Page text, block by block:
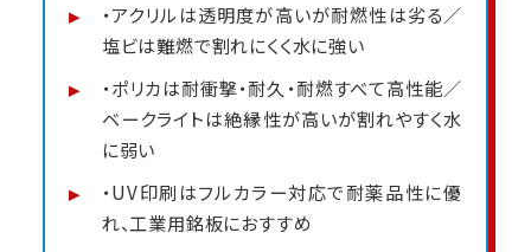
・アクリルは透明度が高いが耐燃性は劣る／
塩ビは難燃で割れにくく水に強い
・ポリカは耐衝撃・耐久・耐燃すべて高性能／
ベークライトは絶縁性が高いが割れやすく水
に弱い
・UV印刷はフルカラー対応で耐薬品性に優
れ、工業用銘板におすすめ